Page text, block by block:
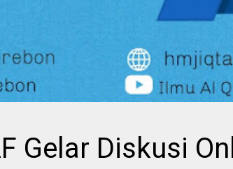
Gelar Diskusi